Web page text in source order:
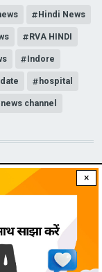
×
Hindi News
RVA HINDI
Indore
hospital
news channel